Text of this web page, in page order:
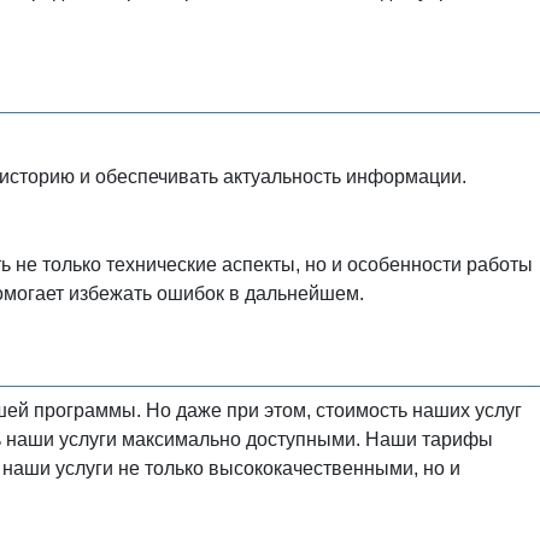
и обеспечивать актуальность информации.
только технические аспекты, но и особенности работы
избежать ошибок в дальнейшем.
программы. Но даже при этом, стоимость наших услуг
наши услуги максимально доступными. Наши тарифы
услуги не только высококачественными, но и